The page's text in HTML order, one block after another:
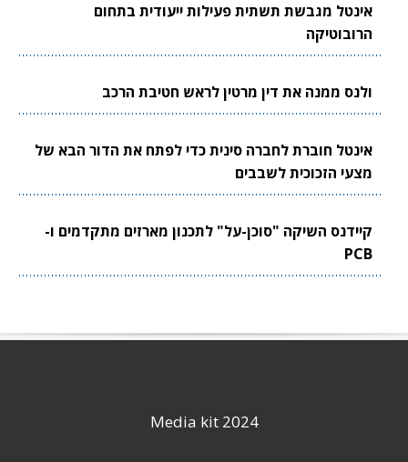
אינטל מגבשת תשתית פעילות ייעודית בתחום
הרובוטיקה
ולנס ממנה את דין מרטין לראש חטיבת הרכב
אינטל חוברת לחברה סינית כדי לפתח את הדור הבא של
מצעי הזכוכית לשבבים
קיידנס השיקה "סוכן-על" לתכנון מארזים מתקדמים ו-
PCB
Media kit 2024